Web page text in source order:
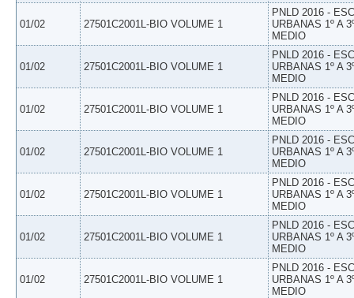
01/02 27501C2001L-BIO VOLUME 1
PNLD 2016 -
URBANAS 1º A
MEDIO
01/02 27501C2001L-BIO VOLUME 1
PNLD 2016 -
URBANAS 1º A
MEDIO
01/02 27501C2001L-BIO VOLUME 1
PNLD 2016 -
URBANAS 1º A
MEDIO
01/02 27501C2001L-BIO VOLUME 1
PNLD 2016 -
URBANAS 1º A
MEDIO
01/02 27501C2001L-BIO VOLUME 1
PNLD 2016 -
URBANAS 1º A
MEDIO
01/02 27501C2001L-BIO VOLUME 1
PNLD 2016 -
URBANAS 1º A
MEDIO
01/02 27501C2001L-BIO VOLUME 1
PNLD 2016 -
URBANAS 1º A
MEDIO